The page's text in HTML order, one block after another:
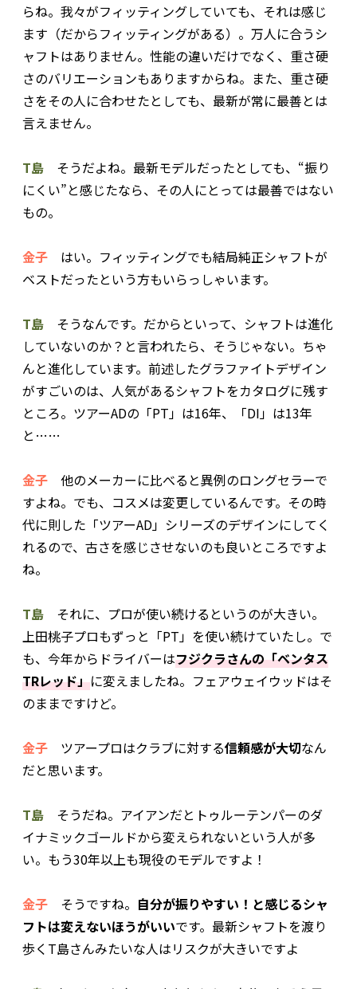
らね。我々がフィッティングしていても、それは感じ
ます（だからフィッティングがある）。万人に合うシ
ャフトはありません。性能の違いだけでなく、重さ硬
さのバリエーションもありますからね。また、重さ硬
さをその人に合わせたとしても、最新が常に最善とは
言えません。
T島 そうだよね。最新モデルだったとしても、“振り
にくい”と感じたなら、その人にとっては最善ではない
もの。
金子 はい。フィッティングでも結局純正シャフトが
ベストだったという方もいらっしゃいます。
T島 そうなんです。だからといって、シャフトは進化
していないのか？と言われたら、そうじゃない。ちゃ
んと進化しています。前述したグラファイトデザイン
がすごいのは、人気があるシャフトをカタログに残す
ところ。ツアーADの「PT」は16年、「DI」は13年
と……
金子 他のメーカーに比べると異例のロングセラーで
すよね。でも、コスメは変更しているんです。その時
代に則した「ツアーAD」シリーズのデザインにしてく
れるので、古さを感じさせないのも良いところですよ
ね。
T島 それに、プロが使い続けるというのが大きい。
上田桃子プロもずっと「PT」を使い続けていたし。で
も、今年からドライバーはフジクラさんの「ベンタス
TRレッド」に変えましたね。フェアウェイウッドはそ
のままですけど。
金子 ツアープロはクラブに対する信頼感が大切なん
だと思います。
T島 そうだね。アイアンだとトゥルーテンパーのダ
イナミックゴールドから変えられないという人が多
い。もう30年以上も現役のモデルですよ！
金子 そうですね。 自分が振りやすい！と感じるシャ
フトは変えないほうがいいです。最新シャフトを渡り
歩くT島さんみたいな人はリスクが大きいですよ